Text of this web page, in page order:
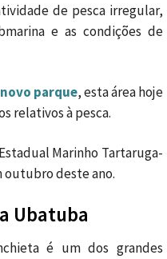
de pesca irregular,
e as condições de
parque, esta área hoje
relativos à pesca.
Marinho Tartaruga-
outubro deste ano.
Ubatuba
é um dos grandes